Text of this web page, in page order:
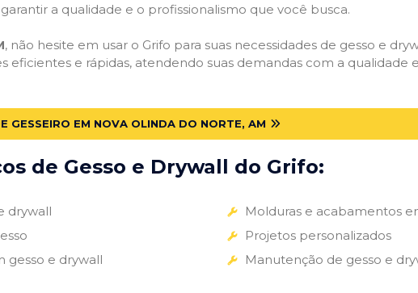
a qualidade e o profissionalismo que você busca.
, não hesite em usar o Grifo para suas necessidades de gesso e
e rápidas, atendendo suas demandas com a qualidade
GESSEIRO EM NOVA OLINDA DO NORTE, AM
de Gesso e Drywall do Grifo:
drywall
gesso e drywall
Molduras e acabamentos
Projetos personalizados
Manutenção de gesso e